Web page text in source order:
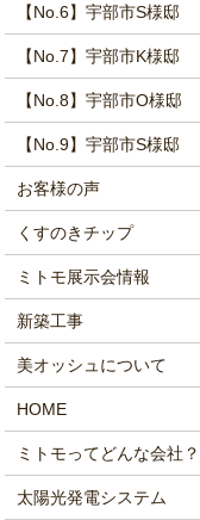
【No.6】宇部市S様邸
【No.7】宇部市K様邸
【No.8】宇部市O様邸
【No.9】宇部市S様邸
お客様の声
くすのきチップ
ミトモ展示会情報
新築工事
美オッシュについて
HOME
ミトモってどんな会社？
太陽光発電システム